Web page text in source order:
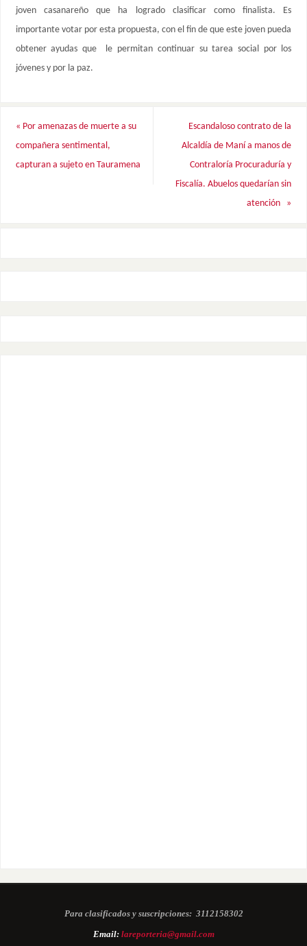
joven casanareño que ha logrado clasificar como finalista. Es
importante votar por esta propuesta, con el fin de que este joven pueda
obtener ayudas que le permitan continuar su tarea social por los
jóvenes y por la paz.
« Por amenazas de muerte a su
compañera sentimental,
capturan a sujeto en Tauramena
Escandaloso contrato de la
Alcaldía de Maní a manos de
Contraloría Procuraduría y
Fiscalía. Abuelos quedarían sin
atención »
Para clasificados y suscripciones: 3112158302
Email: lareporteria@gmail.com